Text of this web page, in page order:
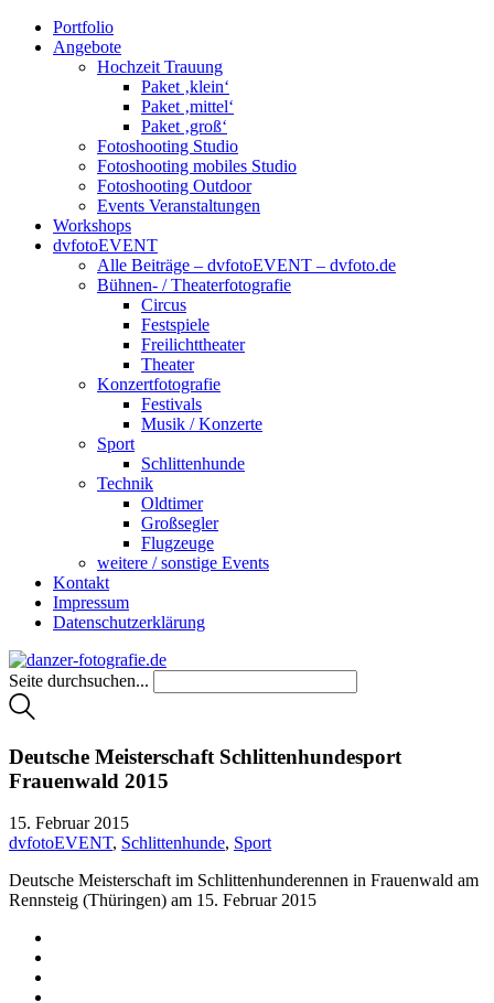
Portfolio
Angebote
Hochzeit Trauung
Paket ‚klein‘
Paket ‚mittel‘
Paket ‚groß‘
Fotoshooting Studio
Fotoshooting mobiles Studio
Fotoshooting Outdoor
Events Veranstaltungen
Workshops
dvfotoEVENT
Alle Beiträge – dvfotoEVENT – dvfoto.de
Bühnen- / Theaterfotografie
Circus
Festspiele
Freilichttheater
Theater
Konzertfotografie
Festivals
Musik / Konzerte
Sport
Schlittenhunde
Technik
Oldtimer
Großsegler
Flugzeuge
weitere / sonstige Events
Kontakt
Impressum
Datenschutzerklärung
Seite durchsuchen...
Deutsche Meisterschaft Schlittenhundesport
Frauenwald 2015
15. Februar 2015
dvfotoEVENT, Schlittenhunde, Sport
Deutsche Meisterschaft im Schlittenhunderennen in Frauenwald am
Rennsteig (Thüringen) am 15. Februar 2015